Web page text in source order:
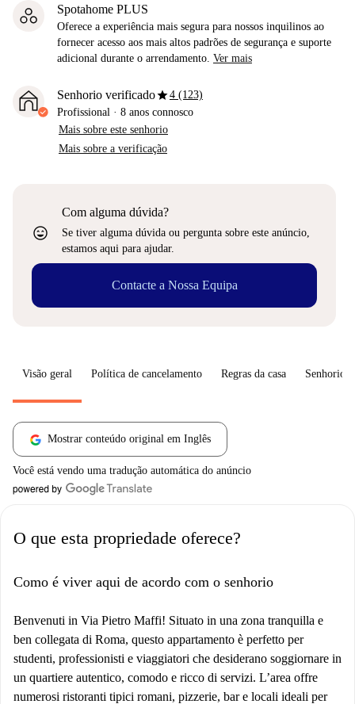
Spotahome PLUS
Oferece a experiência mais segura para nossos inquilinos ao
fornecer acesso aos mais altos padrões de segurança e suporte
adicional durante o arrendamento. Ver mais
Senhorio verificadostar4 (123)
Profissional · 8 anos connosco
Mais sobre este senhorio
Mais sobre a verificação
sentiment_very_satisfied
Com alguma dúvida?
Se tiver alguma dúvida ou pergunta sobre este anúncio,
estamos aqui para ajudar.
Contacte a Nossa Equipa
Visão geral Política de cancelamento Regras da casa Senhorio
Mostrar conteúdo original em Inglês
Você está vendo uma tradução automática do anúncio
O que esta propriedade oferece?
Como é viver aqui de acordo com o senhorio
Benvenuti in Via Pietro Maffi! Situato in una zona tranquilla e
ben collegata di Roma, questo appartamento è perfetto per
studenti, professionisti e viaggiatori che desiderano soggiornare in
un quartiere autentico, comodo e ricco di servizi. L’area offre
numerosi ristoranti tipici romani, pizzerie, bar e locali ideali per